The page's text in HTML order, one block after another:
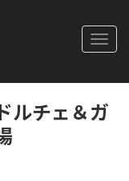
ルチェ＆ガ